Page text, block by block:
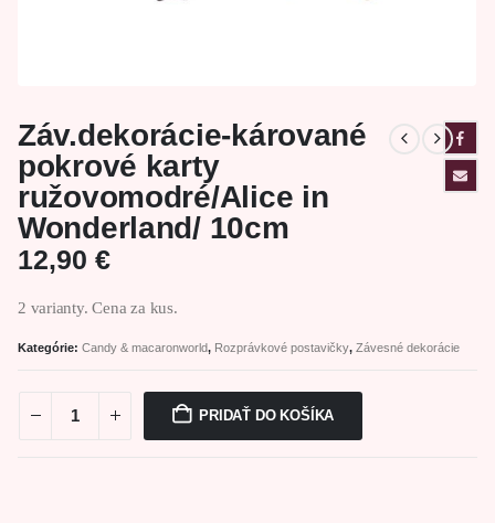
Záv.dekorácie-kárované
pokrové karty
ružovomodré/Alice in
Wonderland/ 10cm
12,90 €
2 varianty. Cena za kus.
Kategórie: Candy & macaronworld, Rozprávkové postavičky, Závesné dekorácie
PRIDAŤ DO KOŠÍKA